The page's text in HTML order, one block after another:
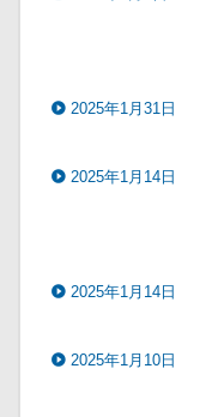
2025年1月31日
2025年1月14日
2025年1月14日
2025年1月10日